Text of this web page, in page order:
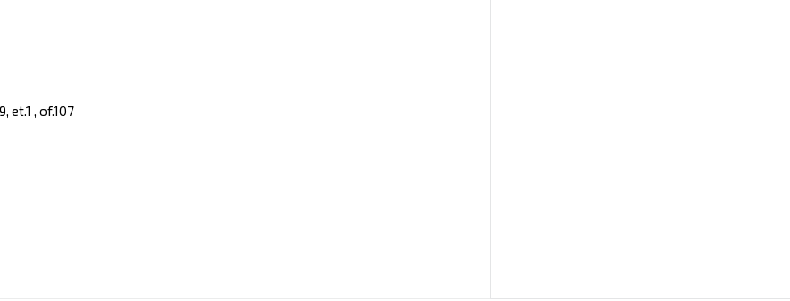
et.1 , of.107